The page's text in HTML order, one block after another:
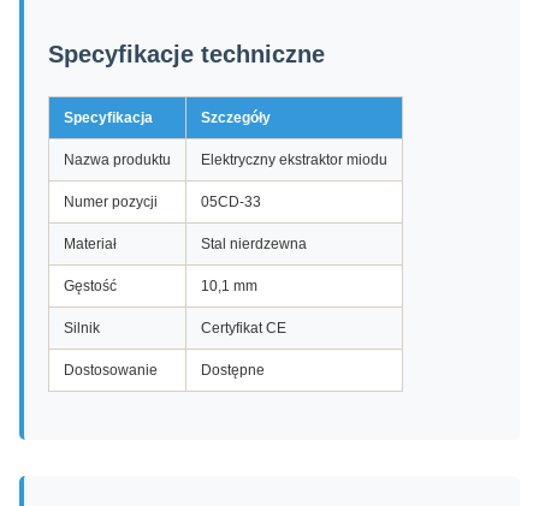
Specyfikacje techniczne
Specyfikacja Szczegóły
Nazwa produktu Elektryczny ekstraktor miodu
Numer pozycji 05CD-33
Materiał Stal nierdzewna
Gęstość 10,1 mm
Silnik Certyfikat CE
Dostosowanie Dostępne